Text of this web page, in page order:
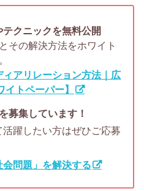
テクニックを無料公開
その解決方法をホワイト
アリレーション方法｜広
トペーパー】
募集しています！
躍したい方はぜひご応募
問題」を解決する